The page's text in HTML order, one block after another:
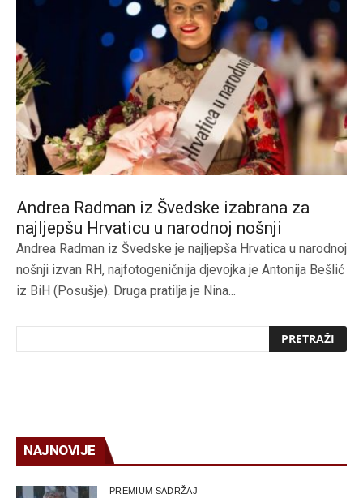
Andrea Radman iz Švedske izabrana za
najljepšu Hrvaticu u narodnoj nošnji
Andrea Radman iz Švedske je najljepša Hrvatica u narodnoj
nošnji izvan RH, najfotogeničnija djevojka je Antonija Bešlić
iz BiH (Posušje). Druga pratilja je Nina...
NAJNOVIJE
PREMIUM SADRŽAJ